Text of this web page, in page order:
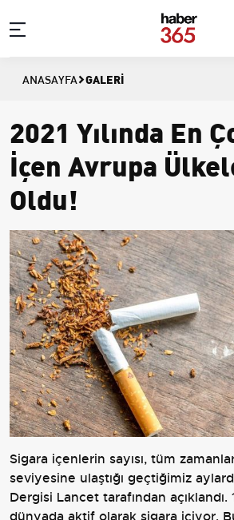
ANASAYFA GALERI
2021 Yılında En
İçen Avrupa
Oldu!
Sigara içenlerin sayısı, tüm
seviyesine ulaştığı geçtiğimiz
Dergisi Lancet tarafından açıklandı.
dünyada aktif olarak sigara içiyor.